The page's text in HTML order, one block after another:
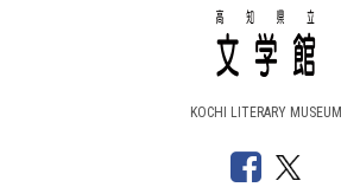
KOCHI LITERARY MUSEUM